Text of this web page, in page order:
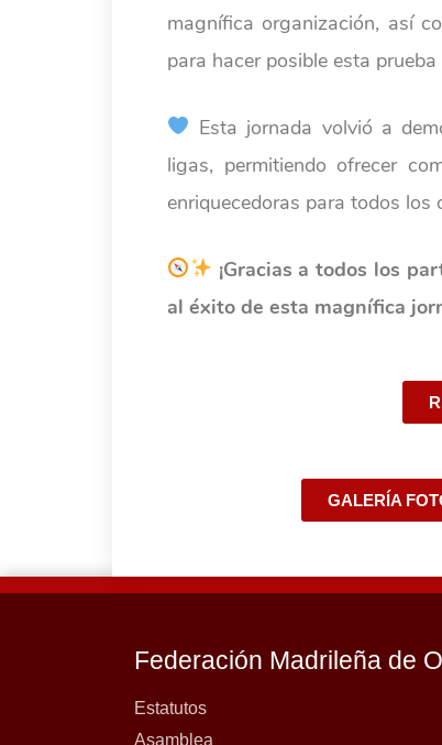
magnífica organización, así
para hacer posible esta
Esta jornada volvió a
ligas, permitiendo ofrecer
enriquecedoras para todos los
¡Gracias a todos los
al éxito de esta magnífica
GALERÍA
Federación Madrileña de
Estatutos
Asamblea